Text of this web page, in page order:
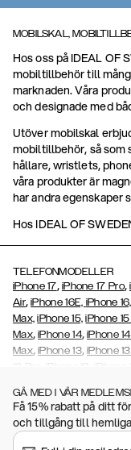
MOBILSKAL,
Hos oss på IDEAL OF
mobiltillbehör till
marknaden. Våra
och designade med
Utöver mobilskal
mobiltillbehör, så som
hållare, wristlets,
våra produkter är
har andra egenskaper
Hos IDEAL OF
TELEFONMODELLER
iPhone 17, iPhone 17 Pro,
Air,iPhone 16E, iPhone 16,
Max, iPhone 15, iPhone
Max,iPhone 14,iPhone
Max,iPhone 13,iPhone
12 Pro
iPhone 12 iPhone
iPhone SE (2020/2022)
, iPhone 6/6s ,
Galaxy S26+,Galaxy
Ultra, Galaxy S24,
GÅ MED I VÅR
Få 15% rabatt på ditt
och tillgång till